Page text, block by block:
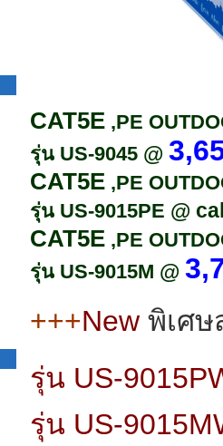
CAT5E ,PE
รุ่น US-9045 @
CAT5E ,PE
รุ่น US-9015PE @
CAT5E ,PE
รุ่น US-9015M @
+++New พิเศ
รุ่น US-
รุ่น US-